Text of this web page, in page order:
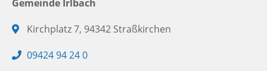
Gemeinde Irlbach
Adresse:
Kirchplatz 7, 94342 Straßkirchen
Telefon:
09424 94 24 0